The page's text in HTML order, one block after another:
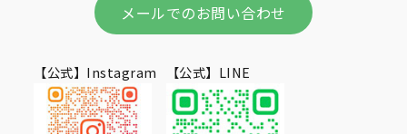
メールでのお問い合わせ
【公式】Instagram 【公式】LINE